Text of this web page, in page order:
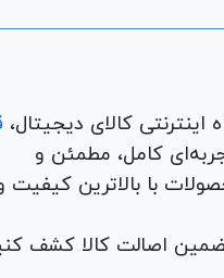
شماست تا تجربه‌ای کامل، مطمئن و
با بالاترین کیفیت
تضمین اصالت کالا کشف